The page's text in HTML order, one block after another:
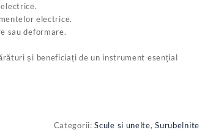
electrice.
sau deformare.
și beneficiați de un instrument esențial
Categorii:Scule si unelte,Surubelnite